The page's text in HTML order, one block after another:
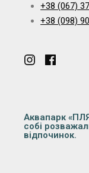
+38 (067)
+38 (098)
Аквапарк
собі
відпочинок.